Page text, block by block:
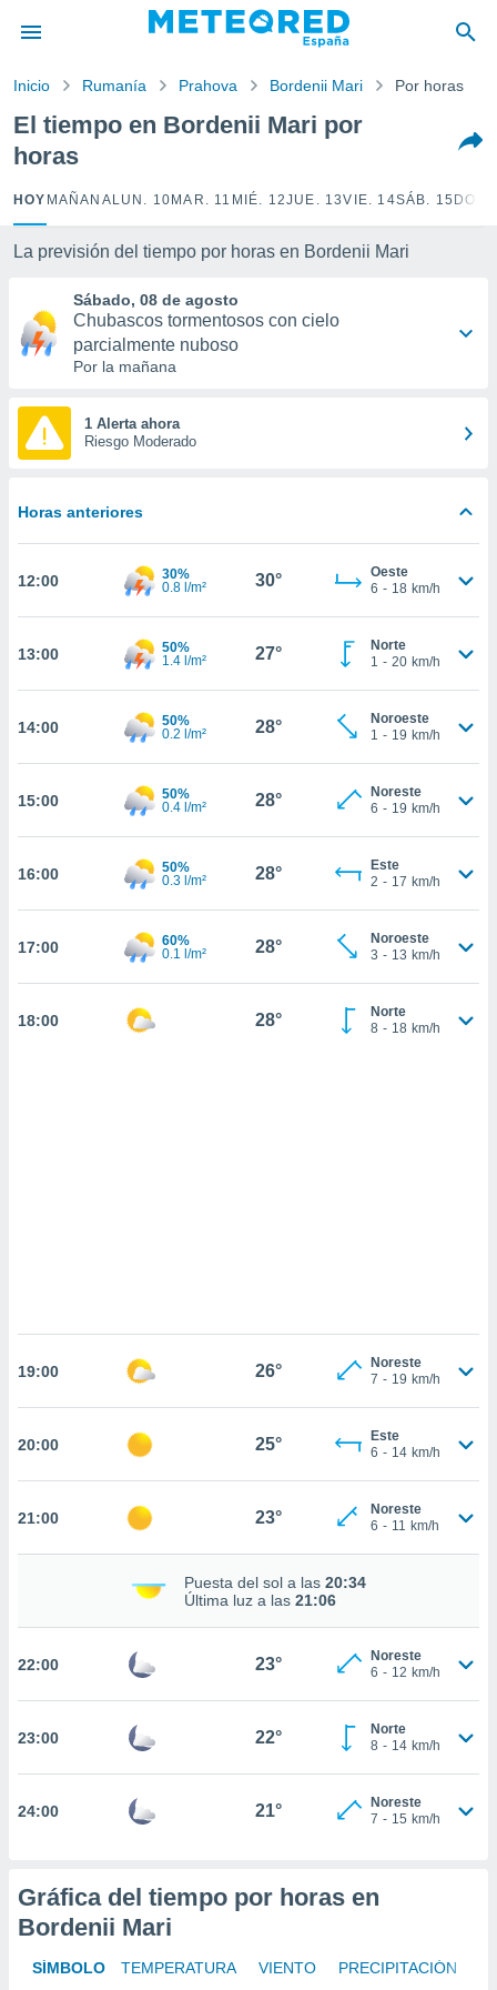
por
para
la
calidad.
a este
las
y
forma
contenido
coste.
botón
a la
la
ya sean
en
perfil
nuestra
cookies
En
de que
el sitio
para
o
aunque
no
web a
abono
ACEPTAR
CONTINUAR
CONFIGURACIÓN
Inicio Rumanía Prahova Bordenii Mari Por horas
El tiempo en Bordenii Mari por
horas
HOY MAÑANA LUN. 10 MAR. 11 MIÉ. 12JUE. 13VIE. 14SÁB. 15
La previsión del tiempo por horas en Bordenii Mari
Sábado, 08 de agosto
Chubascos tormentosos con cielo
parcialmente nuboso
Por la mañana
1 Alerta ahora
Riesgo Moderado
Horas anteriores
12:00
30%
0.8 l/m²
30°
Oeste
6 - 18 km/h
13:00
50%
1.4 l/m²
27°
Norte
1 - 20 km/h
14:00
50%
0.2 l/m²
28°
Noroeste
1 - 19 km/h
15:00
50%
0.4 l/m²
28°
Noreste
6 - 19 km/h
16:00
50%
0.3 l/m²
28°
Este
2 - 17 km/h
17:00
60%
0.1 l/m²
28°
Noroeste
3 - 13 km/h
18:00 28°
Norte
8 - 18 km/h
19:00 26°
Noreste
7 - 19 km/h
20:00 25°
Este
6 - 14 km/h
21:00 23°
Noreste
6 - 11 km/h
Puesta del sol a las 20:34
Última luz a las 21:06
22:00 23°
Noreste
6 - 12 km/h
23:00 22°
Norte
8 - 14 km/h
24:00 21°
Noreste
7 - 15 km/h
Gráfica del tiempo por horas en
Bordenii Mari
SÍMBOLO TEMPERATURA VIENTO PRECIPITACIÓN